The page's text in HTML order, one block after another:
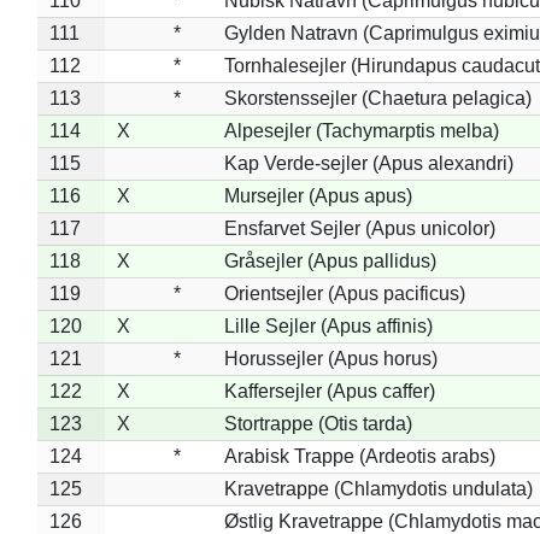
111
*
Gylden Natravn (Caprimulgus
112
*
Tornhalesejler (Hirundapus
113
*
Skorstenssejler (Chaetura pelagica)
114
X
Alpesejler (Tachymarptis melba)
115
Kap Verde-sejler (Apus alexandri)
116
X
Mursejler (Apus apus)
117
Ensfarvet Sejler (Apus unicolor)
118
X
Gråsejler (Apus pallidus)
119
*
Orientsejler (Apus pacificus)
120
X
Lille Sejler (Apus affinis)
121
*
Horussejler (Apus horus)
122
X
Kaffersejler (Apus caffer)
123
X
Stortrappe (Otis tarda)
124
*
Arabisk Trappe (Ardeotis arabs)
125
Kravetrappe (Chlamydotis undulata)
126
Østlig Kravetrappe (Chlamydotis